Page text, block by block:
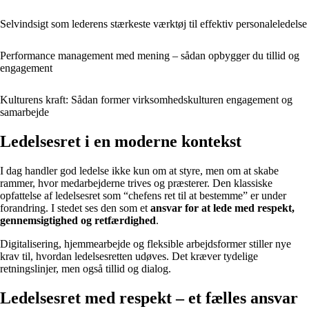
Selvindsigt som lederens stærkeste værktøj til effektiv personaleledelse
Performance management med mening – sådan opbygger du tillid og
engagement
Kulturens kraft: Sådan former virksomhedskulturen engagement og
samarbejde
Ledelsesret i en moderne kontekst
I dag handler god ledelse ikke kun om at styre, men om at skabe
rammer, hvor medarbejderne trives og præsterer. Den klassiske
opfattelse af ledelsesret som “chefens ret til at bestemme” er under
forandring. I stedet ses den som et ansvar for at lede med respekt,
gennemsigtighed og retfærdighed.
Digitalisering, hjemmearbejde og fleksible arbejdsformer stiller nye
krav til, hvordan ledelsesretten udøves. Det kræver tydelige
retningslinjer, men også tillid og dialog.
Ledelsesret med respekt – et fælles ansvar